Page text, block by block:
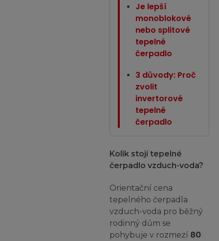
Je lepší
monoblokové
nebo splitové
tepelné
čerpadlo
3 důvody: Proč
zvolit
invertorové
tepelné
čerpadlo
Kolik stojí tepelné
čerpadlo vzduch-voda?
Orientační cena
tepelného čerpadla
vzduch-voda pro běžný
rodinný dům se
pohybuje v rozmezí 80